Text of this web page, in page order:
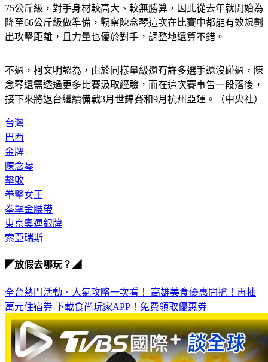
75公斤級，對手身材較高大、較無勝算，因此從去年就開始為
降至66公斤級做準備，觀察陳念琴這次在比賽中都能有效規劃
出攻擊距離，且力量也優於對手，調整地還算不錯。
不過，柯文明認為，由於同樣量級還有許多選手還沒碰過，陳
念琴還需透過更多比賽汲取經驗，而在這次賽事告一段落後，
接下來將返台繼續備戰3月世錦賽和9月杭州亞運。（中央社）
台灣
巴西
金牌
陳念琴
擊敗
拳擊女王
拳擊金腰帶
東京奧運銀牌
索亞瑞斯
◤放假去哪玩？◢
全台熱門活動、人氣攻略一次看！ 高雄美食優惠開搶！再抽
萬元住宿券 下載食尚玩家APP！免費領取優惠券